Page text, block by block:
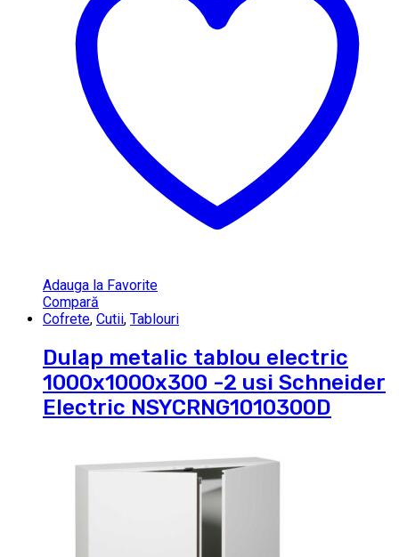
Adauga la Favorite
Compară
Cofrete, Cutii, Tablouri
Dulap metalic tablou electric
1000x1000x300 -2 usi Schneider
Electric NSYCRNG1010300D